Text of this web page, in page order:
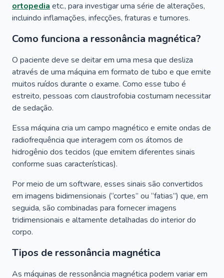
ortopedia etc., para investigar uma série de alterações,
incluindo inflamações, infecções, fraturas e tumores.
Como funciona a ressonância magnética?
O paciente deve se deitar em uma mesa que desliza
através de uma máquina em formato de tubo e que emite
muitos ruídos durante o exame. Como esse tubo é
estreito, pessoas com claustrofobia costumam necessitar
de sedação.
Essa máquina cria um campo magnético e emite ondas de
radiofrequência que interagem com os átomos de
hidrogênio dos tecidos (que emitem diferentes sinais
conforme suas características).
Por meio de um software, esses sinais são convertidos
em imagens bidimensionais (“cortes” ou “fatias”) que, em
seguida, são combinadas para fornecer imagens
tridimensionais e altamente detalhadas do interior do
corpo.
Tipos de ressonância magnética
As máquinas de ressonância magnética podem variar em